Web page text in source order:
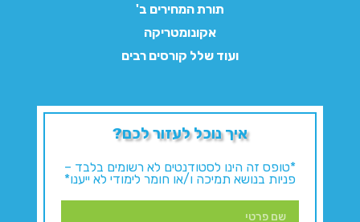
תורת המחירים ב'
אקונומטריקה
ועוד שלל קורסים רבים
איך נוכל לעזור לכם?
*טופס זה הינו לסטודנטים לא רשומים בלבד –
פניות בנושא תמיכה ו/או חומר לימודי לא ייענו*